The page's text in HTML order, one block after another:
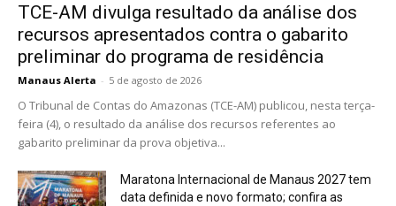
TCE-AM divulga resultado da análise dos
recursos apresentados contra o gabarito
preliminar do programa de residência
Manaus Alerta - 5 de agosto de 2026
O Tribunal de Contas do Amazonas (TCE-AM) publicou, nesta terça-
feira (4), o resultado da análise dos recursos referentes ao
gabarito preliminar da prova objetiva...
Maratona Internacional de Manaus 2027 tem
data definida e novo formato; confira as